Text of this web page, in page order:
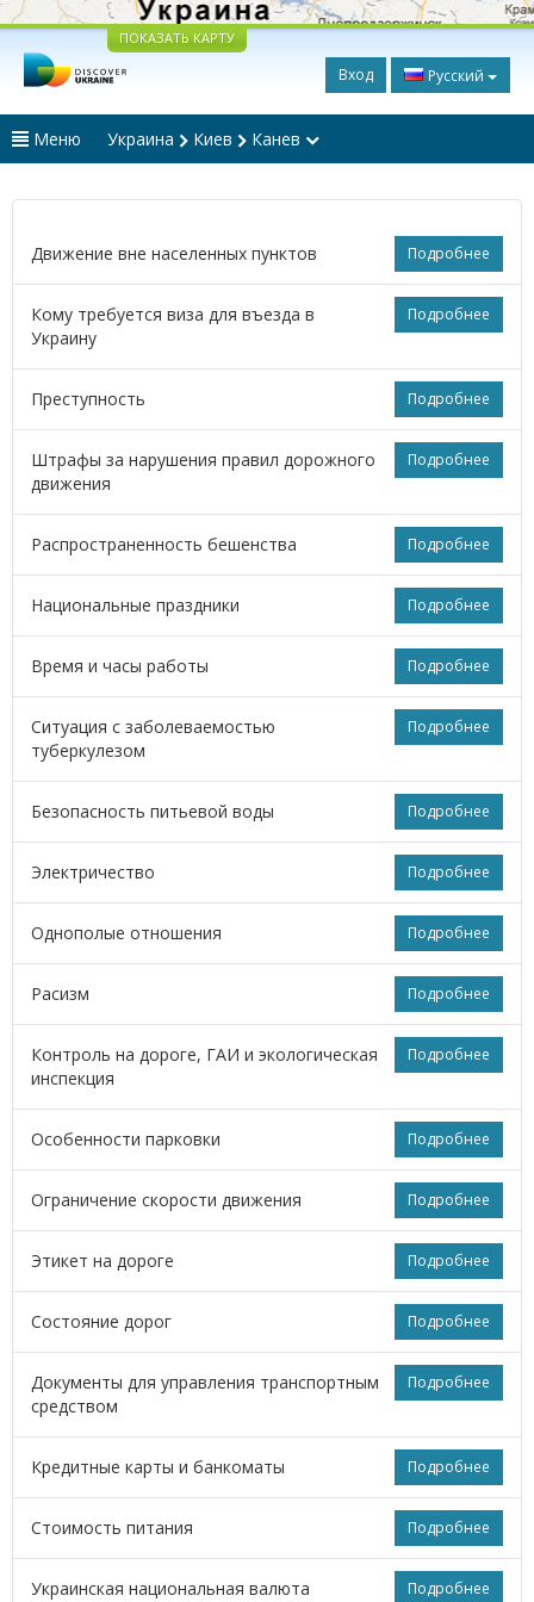
ПОКАЗАТЬ КАРТУ
Вход Русский
Меню Украина Киев Канев
Подробнее
Движение вне населенных пунктов
Подробнее
Кому требуется виза для въезда в
Украину
Подробнее
Преступность
Подробнее
Штрафы за нарушения правил дорожного
движения
Подробнее
Распространенность бешенства
Подробнее
Национальные праздники
Подробнее
Время и часы работы
Подробнее
Ситуация с заболеваемостью
туберкулезом
Подробнее
Безопасность питьевой воды
Подробнее
Электричество
Подробнее
Однополые отношения
Подробнее
Расизм
Подробнее
Контроль на дороге, ГАИ и экологическая
инспекция
Подробнее
Особенности парковки
Подробнее
Ограничение скорости движения
Подробнее
Этикет на дороге
Подробнее
Состояние дорог
Подробнее
Документы для управления транспортным
средством
Подробнее
Кредитные карты и банкоматы
Подробнее
Стоимость питания
Подробнее
Украинская национальная валюта